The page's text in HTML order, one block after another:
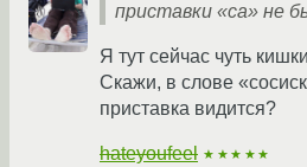
приставки «са» не
Я тут сейчас чуть
Скажи, в слове
приставка видится?
hateyoufeel ★★★★★